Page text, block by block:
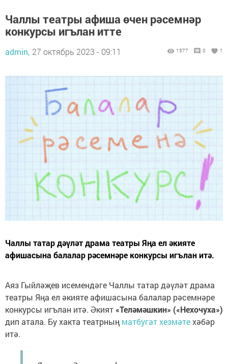
Чаллы театры афиша өчен рәсемнәр
конкурсы игълан итте
admin, 27 октябрь 2023 - 09:11 1577 0 1
Чаллы татар дәүләт драма театры Яңа ел әкияте
афишасына балалар рәсемнәре конкурсы игълан итә.
Аяз Гыйләҗев исемендәге Чаллы татар дәүләт драма
театры Яңа ел әкияте афишасына балалар рәсемнәре
конкурсы игълан итә. Әкият «Теләмәшкин» («Нехочуха»)
дип атала. Бу хакта театрның матбугат хезмәтехәбәр
итә.